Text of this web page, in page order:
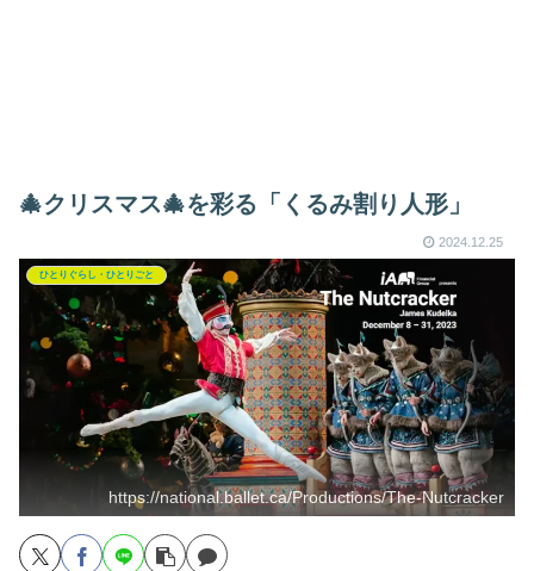
🎄クリスマス🎄を彩る「くるみ割り人形」
2024.12.25
ひとりぐらし・ひとりごと
https://national.ballet.ca/Productions/The-Nutcracker